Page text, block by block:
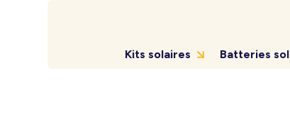
Kits solaires Batteries